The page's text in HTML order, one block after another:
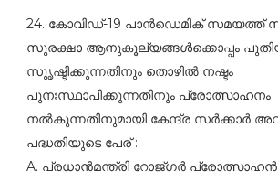
24. കോവിഡ്‌-19 പാൻഡെമിക്‌ സമയത്ത്‌
സുരക്ഷാ ആനുകൂല്യങ്ങള്‍ക്കൊപ്പം
സുൃഷ്ടിക്കുന്നതിനും തൊഴില്‍ നഷ്ടം
പുനഃസ്ഥാപിക്കുന്നതിനും പ്രോത്സാഹനം
നല്‍കുന്നതിനുമായി കേന്ദ്ര സര്‍ക്കാര്‍
പദ്ധതിയുടെ പേര്‌ :
A. പ്രധാന്‍മന്ത്രി റോജ്ഗര്‍